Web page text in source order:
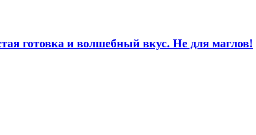
готовка и волшебный вкус. Не для маглов!